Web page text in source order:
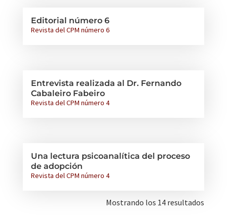
Editorial número 6
Revista del CPM número 6
Entrevista realizada al Dr. Fernando
Cabaleiro Fabeiro
Revista del CPM número 4
Una lectura psicoanalítica del proceso
de adopción
Revista del CPM número 4
Mostrando los 14 resultados